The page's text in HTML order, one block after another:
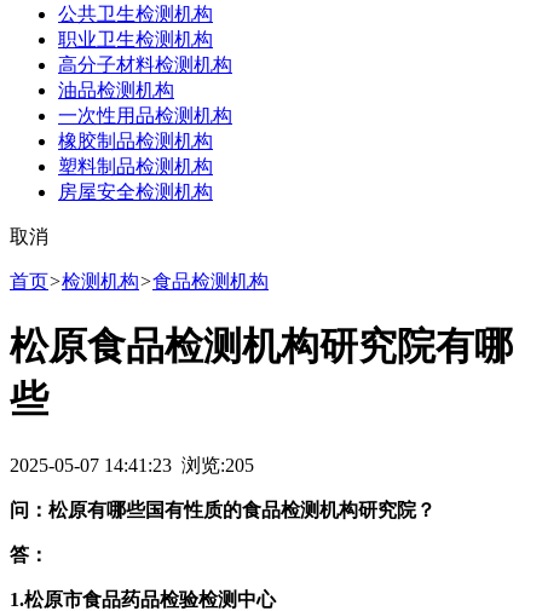
公共卫生检测机构
职业卫生检测机构
高分子材料检测机构
油品检测机构
一次性用品检测机构
橡胶制品检测机构
塑料制品检测机构
房屋安全检测机构
取消
首页>检测机构>食品检测机构
松原食品检测机构研究院有哪
些
2025-05-07 14:41:23 浏览:205
问：松原有哪些国有性质的食品检测机构研究院？
答：
1.松原市食品药品检验检测中心